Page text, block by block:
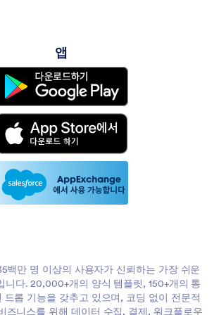
앱
백만 명 이상의 사용자가 신뢰하는 가장 쉬운
니다. 20,000+개의 양식 템플릿, 150+개의 통
드롭 기능을 갖추고 있으며, 코딩 없이 전문적
즈니스를 위해 데이터 수집, 결제, 워크플로우